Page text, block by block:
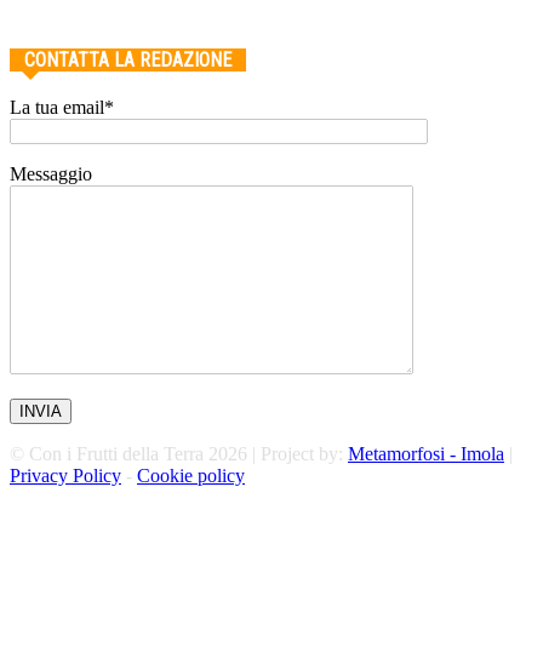
CONTATTA LA REDAZIONE
La tua email*
Messaggio
© Con i Frutti della Terra 2026 | Project by: Metamorfosi - Imola |
Privacy Policy - Cookie policy